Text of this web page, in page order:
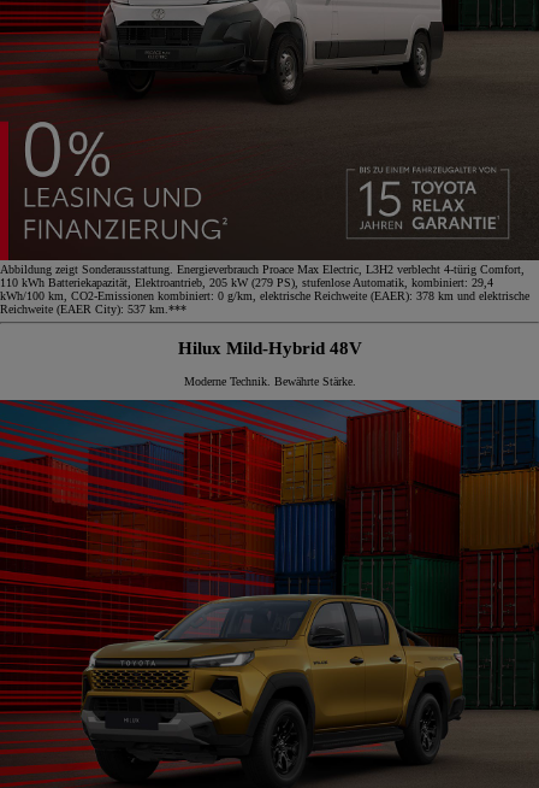
Abbildung zeigt Sonderausstattung. Energieverbrauch Proace Max Electric, L3H2 verblecht 4-türig Comfort,
110 kWh Batteriekapazität, Elektroantrieb, 205 kW (279 PS), stufenlose Automatik, kombiniert: 29,4
kWh/100 km, CO2-Emissionen kombiniert: 0 g/km, elektrische Reichweite (EAER): 378 km und elektrische
Reichweite (EAER City): 537 km.***
Hilux Mild-Hybrid 48V
Moderne Technik. Bewährte Stärke.